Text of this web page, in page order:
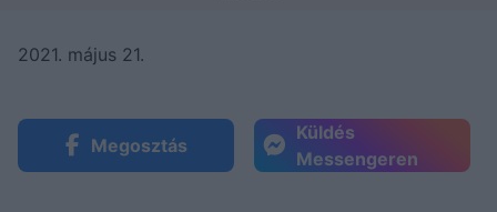
2021. május 21.
Megosztás
Küldés
Messengeren